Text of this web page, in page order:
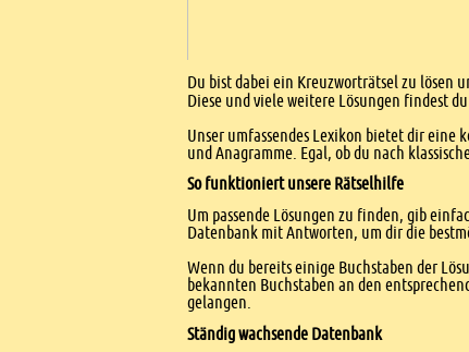
Einleitung
Du bist dabei ein Kreuzworträtsel zu lösen
Diese und viele weitere Lösungen findest
Unser umfassendes Lexikon bietet dir
und Anagramme. Egal, ob du nach
So funktioniert unsere Rätselhilfe
Um passende Lösungen zu finden, gib
Datenbank mit Antworten, um dir die
Wenn du bereits einige Buchstaben der
bekannten Buchstaben an den
gelangen.
Ständig wachsende Datenbank